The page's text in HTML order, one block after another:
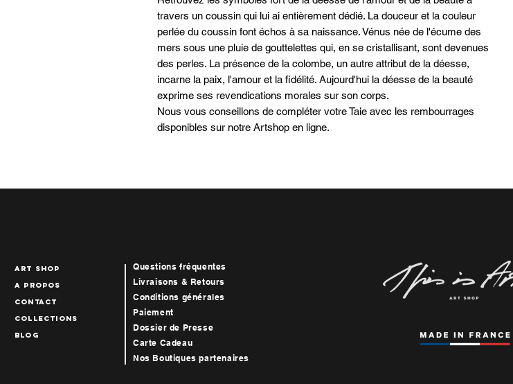
travers un coussin qui lui ai entièrement dédié. La douceur et la couleur
perlée du coussin font échos à sa naissance. Vénus née de l'écume des
mers sous une pluie de gouttelettes qui, en se cristallisant, sont devenues
des perles. La présence de la colombe, un autre attribut de la déesse,
incarne la paix, l'amour et la fidélité. Aujourd'hui la déesse de la beauté
exprime ses revendications morales sur son corps.
Nous vous conseillons de compléter votre Taie avec les rembourrages
disponibles sur notre Artshop en ligne.
art Shop
A propos
Contact
collections
blog
Questions fréquentes
Livraisons & Retours
Conditions générales
Paiement
Dossier de Presse
Carte Cadeau
Nos Boutiques partenaires